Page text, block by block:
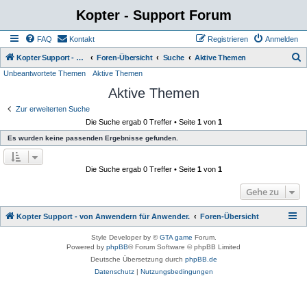
Kopter - Support Forum
FAQ Kontakt Anmelden
Registrieren
Kopter Support - von Anwendern für Anwender. Foren-Übersicht Suche Aktive Themen
Unbeantwortete Themen Aktive Themen
Aktive Themen
Zur erweiterten Suche
Die Suche ergab 0 Treffer • Seite 1von 1
Es wurden keine passenden Ergebnisse gefunden.
Die Suche ergab 0 Treffer • Seite 1von 1
Gehe zu
Kopter Support - von Anwendern für Anwender. Foren-Übersicht
Style Developer by ©GTA game Forum.
Powered by phpBB® Forum Software © phpBB Limited
Deutsche Übersetzung durch phpBB.de
Datenschutz| Nutzungsbedingungen